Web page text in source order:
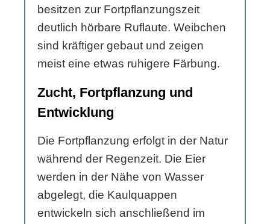
besitzen zur Fortpflanzungszeit
deutlich hörbare Ruflaute. Weibchen
sind kräftiger gebaut und zeigen
meist eine etwas ruhigere Färbung.
Zucht, Fortpflanzung und
Entwicklung
Die Fortpflanzung erfolgt in der Natur
während der Regenzeit. Die Eier
werden in der Nähe von Wasser
abgelegt, die Kaulquappen
entwickeln sich anschließend im